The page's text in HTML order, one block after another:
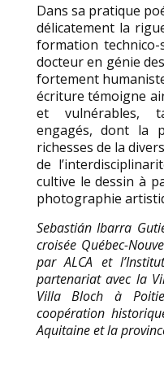
Dans sa pratique
délicatement la
formation technico-
docteur en génie
fortement
écriture témoigne
et vulnérables,
engagés, dont la
richesses de la
de
cultive le dessin à
photographie
Sebastián Ibarra
croisée Québec-
par ALCA et
partenariat avec la
Villa Bloch à
coopération
Aquitaine et la